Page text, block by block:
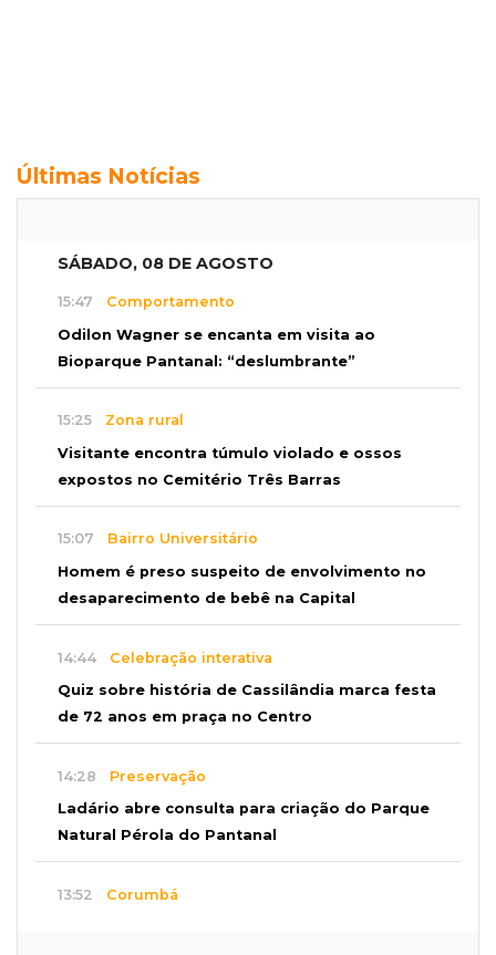
Últimas Notícias
SÁBADO, 08 DE AGOSTO
15:47 Comportamento
Odilon Wagner se encanta em visita ao
Bioparque Pantanal: “deslumbrante”
15:25 Zona rural
Visitante encontra túmulo violado e ossos
expostos no Cemitério Três Barras
15:07 Bairro Universitário
Homem é preso suspeito de envolvimento no
desaparecimento de bebê na Capital
14:44 Celebração interativa
Quiz sobre história de Cassilândia marca festa
de 72 anos em praça no Centro
14:28 Preservação
Ladário abre consulta para criação do Parque
Natural Pérola do Pantanal
13:52 Corumbá